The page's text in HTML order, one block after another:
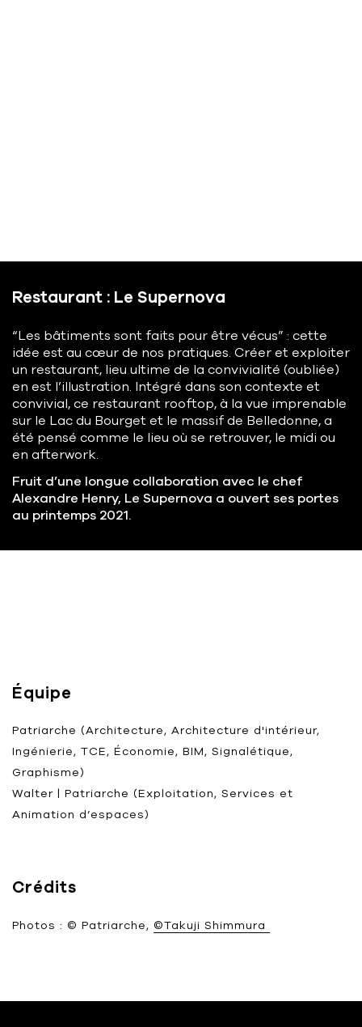
Restaurant : Le Supernova
“Les bâtiments sont faits pour être vécus” : cette
idée est au cœur de nos pratiques. Créer et exploiter
un restaurant, lieu ultime de la convivialité (oubliée)
en est l’illustration. Intégré dans son contexte et
convivial, ce restaurant rooftop, à la vue imprenable
sur le Lac du Bourget et le massif de Belledonne, a
été pensé comme le lieu où se retrouver, le midi ou
en afterwork.
Fruit d’une longue collaboration avec le chef
Alexandre Henry, Le Supernova a ouvert ses portes
au printemps 2021.
Équipe
Patriarche (Architecture, Architecture d'intérieur,
Ingénierie, TCE, Économie, BIM, Signalétique,
Graphisme)
Walter | Patriarche (Exploitation, Services et
Animation d’espaces)
Crédits
Photos : © Patriarche, ©Takuji Shimmura